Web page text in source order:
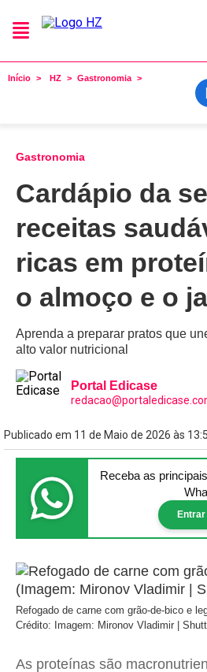
Início HZ Gastronomia
Gastronomia
Cardápio da
receitas
ricas em
o almoço e o
Aprenda a preparar pratos que
alto valor nutricional
Portal Edicase
Publicado em 11 de Maio de 2026 às
Receba as
Refogado de carne com grão-de-bico e
Crédito: Imagem: Mironov Vladimir |
As proteínas são